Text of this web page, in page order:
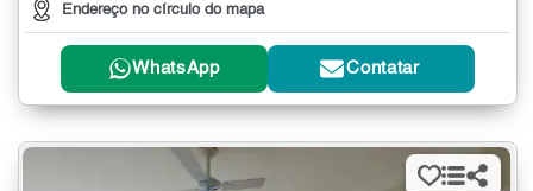
Endereço no círculo do mapa
WhatsApp Contatar